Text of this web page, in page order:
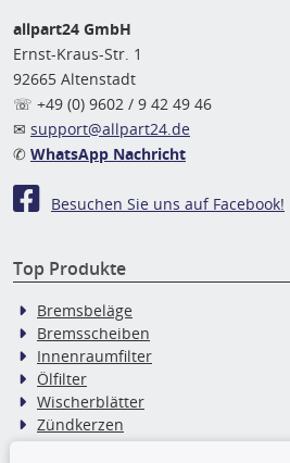
allpart24 GmbH
Ernst-Kraus-Str. 1
92665 Altenstadt
☏ +49 (0) 9602 / 9 42 49 46
✉ support@allpart24.de
✆ WhatsApp Nachricht
Besuchen Sie uns auf Facebook!
Top Produkte
Bremsbeläge
Bremsscheiben
Innenraumfilter
Ölfilter
Wischerblätter
Zündkerzen